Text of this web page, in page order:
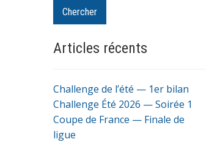
Chercher
Articles récents
Challenge de l’été — 1er bilan
Challenge Été 2026 — Soirée 1
Coupe de France — Finale de
ligue